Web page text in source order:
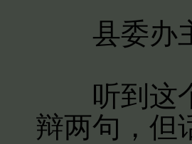
县委办主
听到这个
辩两句，但